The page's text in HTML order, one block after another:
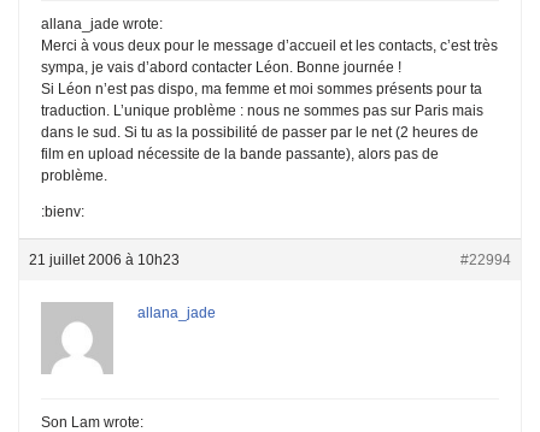
allana_jade wrote:
Merci à vous deux pour le message d’accueil et les contacts, c’est très
sympa, je vais d’abord contacter Léon. Bonne journée !
Si Léon n’est pas dispo, ma femme et moi sommes présents pour ta
traduction. L’unique problème : nous ne sommes pas sur Paris mais
dans le sud. Si tu as la possibilité de passer par le net (2 heures de
film en upload nécessite de la bande passante), alors pas de
problème.
:bienv:
21 juillet 2006 à 10h23 #22994
allana_jade
Son Lam wrote: